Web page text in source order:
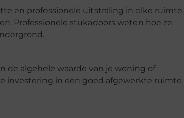
en professionele uitstraling in elke ruimte.
Professionele stukadoors weten hoe ze
de algehele waarde van je woning of
investering in een goed afgewerkte ruimte